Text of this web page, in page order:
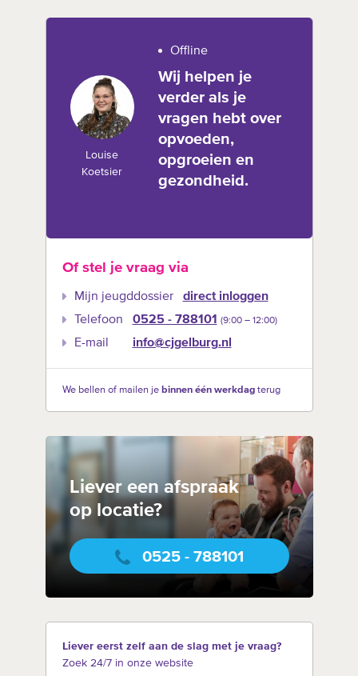
Louise
Koetsier
Offline
Wij helpen je
verder als je
vragen hebt over
opvoeden,
opgroeien en
gezondheid.
Of stel je vraag via
Mijn jeugddossier
direct inloggen
Telefoon
0525 - 788101 (9:00 –‍ 12:00)
E-mail info@cjgelburg.nl
We bellen of mailen je binnen één werkdagterug
Liever een afspraak
op locatie?
0525 - 788101
Liever eerst zelf aan de slag met je vraag?
Zoek 24/7 in onze website